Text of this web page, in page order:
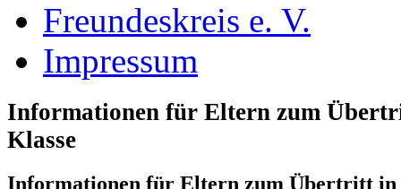
Freundeskreis e. V.
Impressum
Informationen für Eltern zum
Klasse
Informationen für Eltern zum Übertritt in